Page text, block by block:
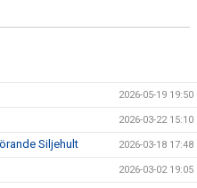
2026-05-19 19:50
2026-03-22 15:10
Siljehult 2026-03-18 17:48
2026-03-02 19:05